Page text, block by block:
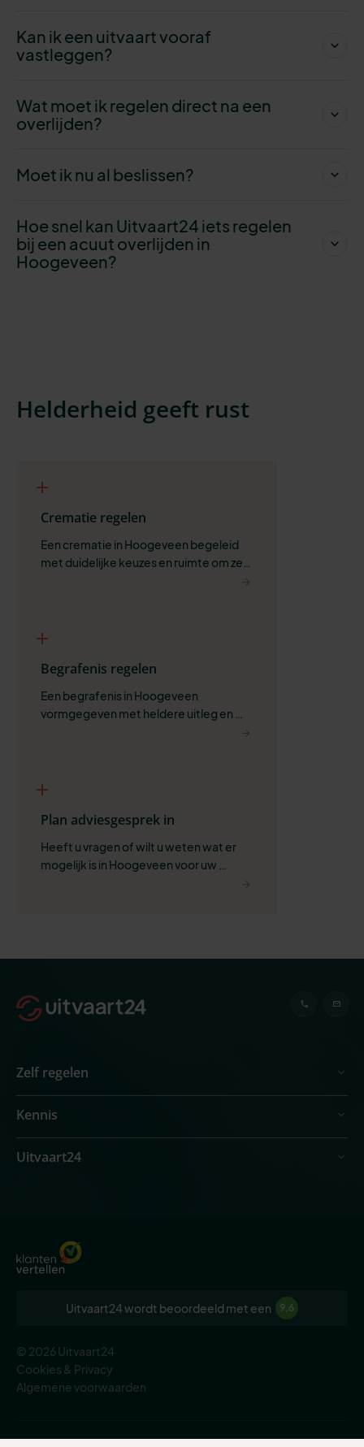
Kan ik een uitvaart vooraf
vastleggen?
Wat moet ik regelen direct na een
overlijden?
Moet ik nu al beslissen?
Hoe snel kan Uitvaart24 iets regelen
bij een acuut overlijden in
Hoogeveen?
Helderheid geeft rust
Crematie regelen
Een crematie in Hoogeveen begeleid
met duidelijke keuzes en ruimte om zelf
Begrafenis regelen
Een begrafenis in Hoogeveen
vormgegeven met heldere uitleg en
Plan adviesgesprek in
Heeft u vragen of wilt u weten wat er
mogelijk is in Hoogeveen voor uw
Zelf regelen
Kennis
Uitvaart24
Uitvaart24 wordt beoordeeld met een 9,6
© 2026 Uitvaart24
Cookies & Privacy
Algemene voorwaarden